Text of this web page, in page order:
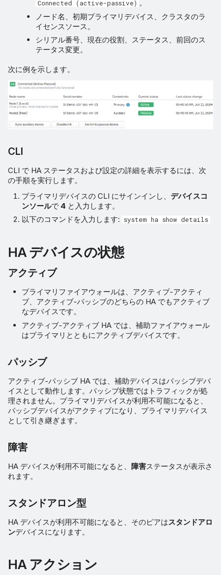
Connected (active-passive) 。
ノード名、初期プライマリデバイス、クラスタのラ
イセンスソース。
シリアル番号、現在の役割、ステータス、前回のス
テータス変更。
次に例を示します。
CLI
CLI で HA ステータスおよび設定の詳細を表示するには、次
の手順を実行します。
プライマリデバイスの CLI にサインインし、デバイスコ
ンソールで4 と入力します。
以下のコマンドを入力します:
system ha show details
HA デバイスの状態
アクティブ
プライマリファイアウォールは、アクティブ-アクティ
ブ、アクティブ-パッシブのどちらの HA でもアクティブ
なデバイスです。
アクティブ-アクティブ HA では、補助ファイアウォール
はプライマリとともにアクティブデバイスです。
パッシブ
アクティブ-パッシブ HA では、補助デバイスはパッシブデバ
イスとして動作します。パッシブ状態ではトラフィックが処
理されません。プライマリデバイスが利用不可能になると、
パッシブデバイスがアクティブになり、プライマリデバイス
として引き継ぎます。
障害
HA デバイスが利用不可能になると、 障害ステータスが表示さ
れます。
スタンドアロン型
HA デバイスが利用不可能になると、そのピアはスタンドアロ
ンデバイスになります。
HA アクション